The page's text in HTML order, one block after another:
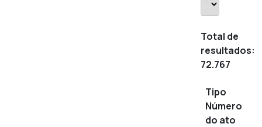
Total de
resultados:
72.767
Tipo
Número
do ato